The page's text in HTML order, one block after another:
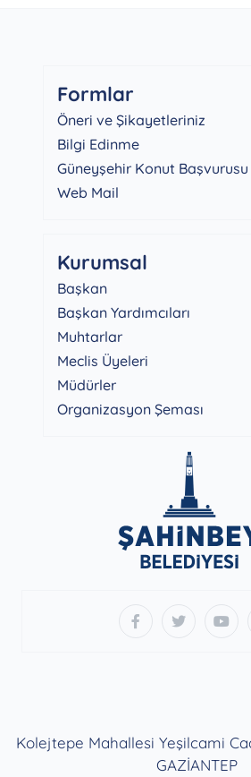
Formlar
Öneri ve Şikayetleriniz
Bilgi Edinme
Güneyşehir Konut Başvurusu
Web Mail
Kurumsal
Başkan
Başkan Yardımcıları
Muhtarlar
Meclis Üyeleri
Müdürler
Organizasyon Şeması
Kolejtepe Mahallesi Yeşilcami
GAZİANTEP